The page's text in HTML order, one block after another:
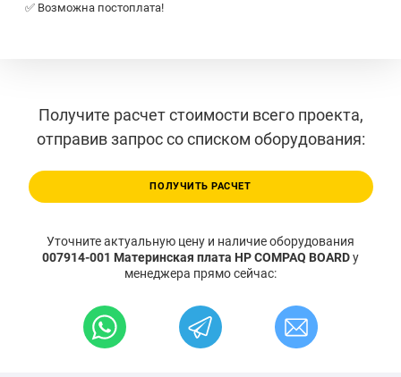
✅ Возможна постоплата!
Получите расчет стоимости всего проекта,
отправив запрос со списком оборудования:
ПОЛУЧИТЬ РАСЧЕТ
Уточните актуальную цену и наличие оборудования
007914-001 Материнская плата HP COMPAQ BOARDу
менеджера прямо сейчас: